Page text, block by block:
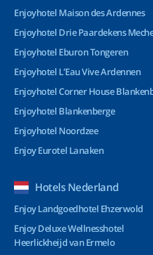
Enjoyhotel Maison des Ardennes
Enjoyhotel Drie Paardekens
Enjoyhotel Eburon Tongeren
Enjoyhotel L’Eau Vive Ardennen
Enjoyhotel Corner House
Enjoyhotel Blankenberge
Enjoyhotel Noordzee
Enjoy Eurotel Lanaken
Hotels Nederland
Enjoy Landgoedhotel Ehzerwold
Enjoy Deluxe Wellnesshotel
Heerlickheijd van Ermelo